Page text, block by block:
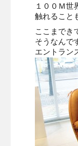
１００Ｍ世
触れること
ここまでき
そうなんで
エントラン